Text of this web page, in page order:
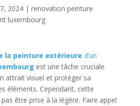
2024| renovation peinture
luxembourg
la peinture extérieure d’un
est une tâche cruciale
attrait visuel et protéger sa
éléments. Cependant, cette
être prise à la légère. Faire appel